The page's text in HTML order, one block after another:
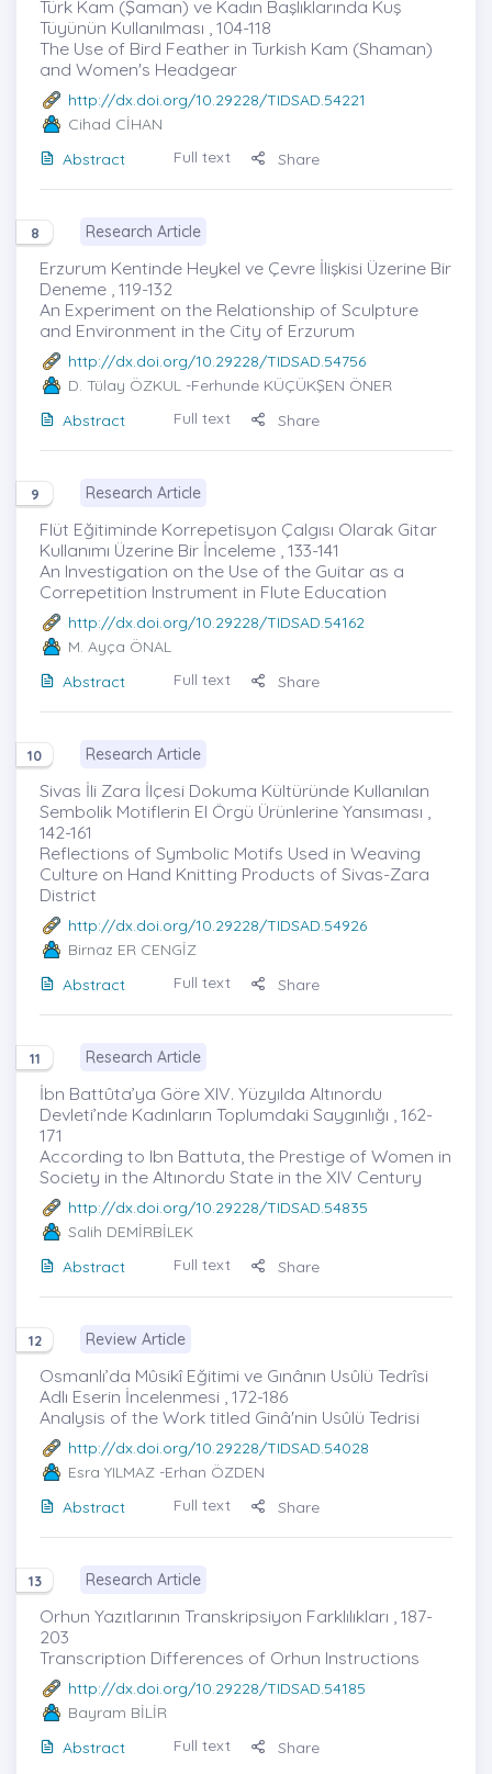
Türk Kam (Şaman) ve Kadın Başlıklarında Kuş
Tüyünün Kullanılması , 104-118
The Use of Bird Feather in Turkish Kam (Shaman)
and Women's Headgear
http://dx.doi.org/10.29228/TIDSAD.54221
Cihad CİHAN
Abstract
Full text Share
8 Research Article
Erzurum Kentinde Heykel ve Çevre İlişkisi Üzerine Bir
Deneme , 119-132
An Experiment on the Relationship of Sculpture
and Environment in the City of Erzurum
http://dx.doi.org/10.29228/TIDSAD.54756
D. Tülay ÖZKUL -Ferhunde KÜÇÜKŞEN ÖNER
Abstract
Full text Share
9 Research Article
Flüt Eğitiminde Korrepetisyon Çalgısı Olarak Gitar
Kullanımı Üzerine Bir İnceleme , 133-141
An Investigation on the Use of the Guitar as a
Correpetition Instrument in Flute Education
http://dx.doi.org/10.29228/TIDSAD.54162
M. Ayça ÖNAL
Abstract
Full text Share
10 Research Article
Sivas İli Zara İlçesi Dokuma Kültüründe Kullanılan
Sembolik Motiflerin El Örgü Ürünlerine Yansıması ,
142-161
Reflections of Symbolic Motifs Used in Weaving
Culture on Hand Knitting Products of Sivas-Zara
District
http://dx.doi.org/10.29228/TIDSAD.54926
Birnaz ER CENGİZ
Abstract
Full text Share
11 Research Article
İbn Battûta’ya Göre XIV. Yüzyılda Altınordu
Devleti’nde Kadınların Toplumdaki Saygınlığı , 162-
171
According to Ibn Battuta, the Prestige of Women in
Society in the Altınordu State in the XIV Century
http://dx.doi.org/10.29228/TIDSAD.54835
Salih DEMİRBİLEK
Abstract
Full text Share
12 Review Article
Osmanlı’da Mûsikî Eğitimi ve Gınânın Usûlü Tedrîsi
Adlı Eserin İncelenmesi , 172-186
Analysis of the Work titled Ginâ'nin Usûlü Tedrisi
http://dx.doi.org/10.29228/TIDSAD.54028
Esra YILMAZ -Erhan ÖZDEN
Abstract
Full text Share
13 Research Article
Orhun Yazıtlarının Transkripsiyon Farklılıkları , 187-
203
Transcription Differences of Orhun Instructions
http://dx.doi.org/10.29228/TIDSAD.54185
Bayram BİLİR
Abstract
Full text Share